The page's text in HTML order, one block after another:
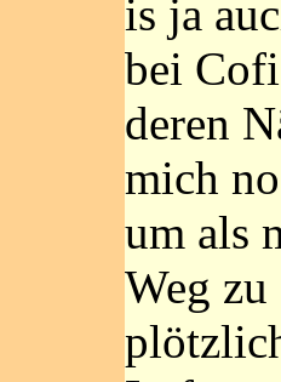
is ja
bei
deren
mich
um als
Weg zu